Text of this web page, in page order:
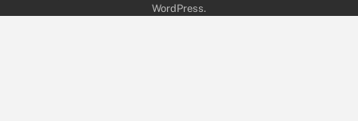
WordPress.